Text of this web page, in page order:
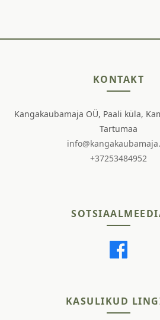
KONTAKT
Kangakaubamaja OÜ, Paali küla,
Tartumaa
+37253484952
KASULIKUD